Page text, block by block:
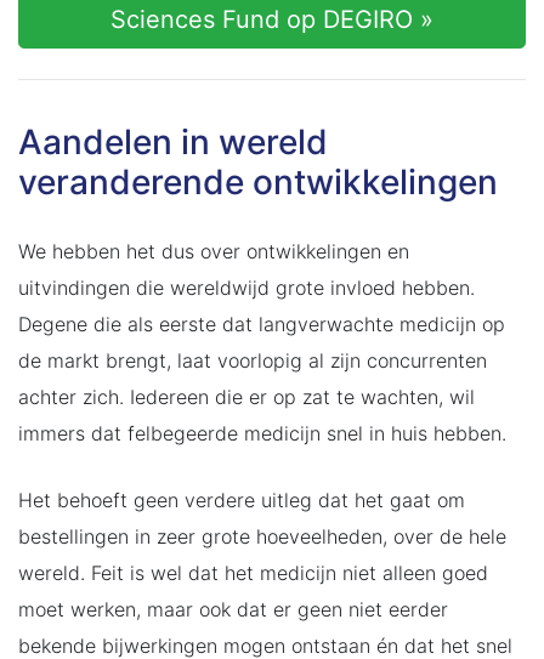
Sciences Fund op DEGIRO »
Aandelen in wereld
veranderende ontwikkelingen
We hebben het dus over ontwikkelingen en
uitvindingen die wereldwijd grote invloed hebben.
Degene die als eerste dat langverwachte medicijn op
de markt brengt, laat voorlopig al zijn concurrenten
achter zich. Iedereen die er op zat te wachten, wil
immers dat felbegeerde medicijn snel in huis hebben.
Het behoeft geen verdere uitleg dat het gaat om
bestellingen in zeer grote hoeveelheden, over de hele
wereld. Feit is wel dat het medicijn niet alleen goed
moet werken, maar ook dat er geen niet eerder
bekende bijwerkingen mogen ontstaan én dat het snel